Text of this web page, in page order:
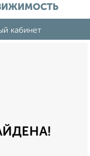
кабинет